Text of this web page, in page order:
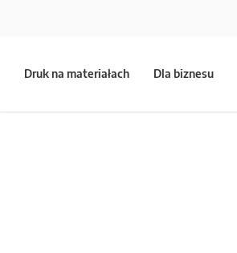
Druk na materiałach Dla biznesu